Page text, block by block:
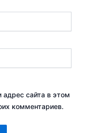
сайта в этом
комментариев.